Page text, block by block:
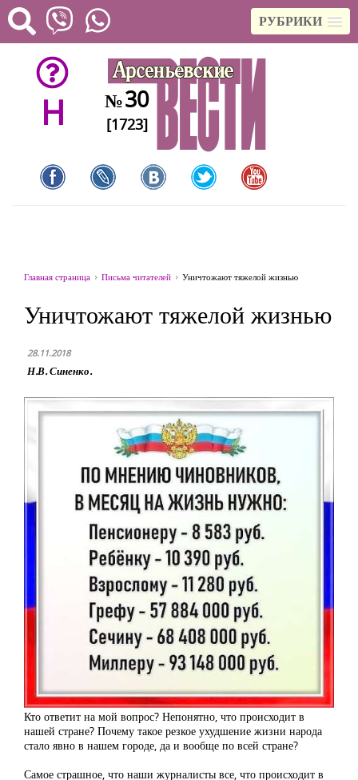
РУБРИКИ
H №30
[1723]
Главная страница Письма читателей Уничтожают тяжелой жизнью
Уничтожают тяжелой жизнью
28.11.2018
Н.В. Синенко.
Кто ответит на мой вопрос? Непонятно, что происходит в
нашей стране? Почему такое резкое ухудшение жизни народа
стало явно в нашем городе, да и вообще по всей стране?
Самое страшное, что наши журналисты все, что происходит в